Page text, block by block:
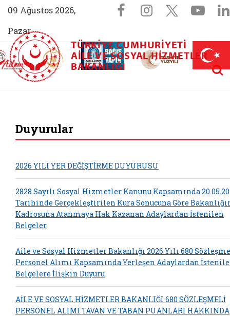
09 Ağustos 2026,
Pazar
Sosyal
Facebook
Instagram
X
Aile (yeni sekmede açılır)
AİLEM İletişim Merkezi (yeni sekmede açılır)
Aile ve Nüfus On Yılı (yeni sekmede açılır)
Darülaceze bağış sayfası (yeni
TÜRKIYE CUMHURIYETI
AILE VE SOSYAL HIZMETLER
BAKANLIĞI
Duyurular
2026 YILI YER DEĞİŞTİRME DUYURUSU
2828 Sayılı Sosyal Hizmetler Kanunu Kapsamında
Tarihinde Gerçekleştirilen Kura Sonucuna Göre
Kadrosuna Atanmaya Hak Kazanan Adaylardan İstenilen
Belgeler
Aile ve Sosyal Hizmetler Bakanlığı 2026 Yılı 680
Personel Alımı Kapsamında Yerleşen Adaylardan
Belgelere İlişkin Duyuru
AİLE VE SOSYAL HİZMETLER BAKANLIĞI 680 SÖZLEŞMELİ
PERSONEL ALIMI TAVAN VE TABAN PUANLARI HAKKINDA